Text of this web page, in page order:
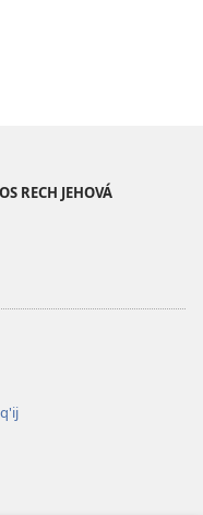
RECH JEHOVÁ